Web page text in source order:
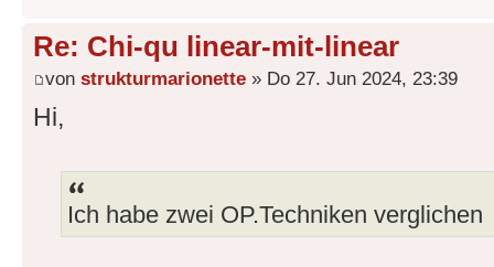
Re: Chi-qu linear-mit-linear
von strukturmarionette » Do 27. Jun 2024, 23:39
Hi,
Ich habe zwei OP.Techniken verglichen